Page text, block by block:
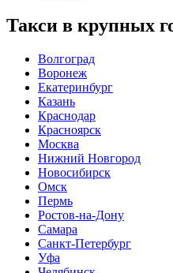
Такси в крупных
Волгоград
Воронеж
Екатеринбург
Казань
Краснодар
Красноярск
Москва
Нижний Новгород
Новосибирск
Омск
Пермь
Ростов-на-Дону
Самара
Санкт-Петербург
Уфа